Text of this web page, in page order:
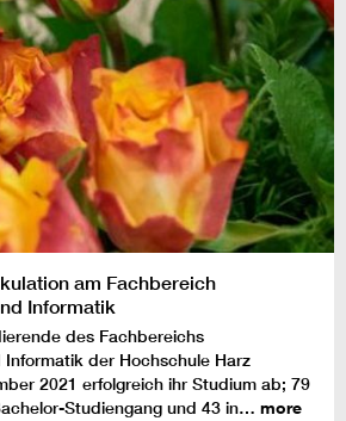
am Fachbereich
Informatik
des Fachbereichs
der Hochschule Harz
2021 erfolgreich ihr Studium ab; 79
Studiengang und 43 in… more